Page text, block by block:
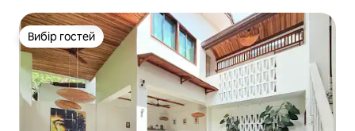
Вибір гостей
Вибір гостей